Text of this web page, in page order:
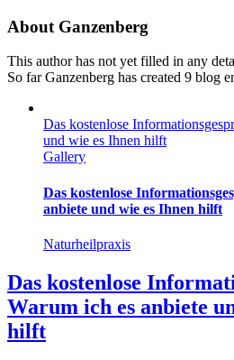
About Ganzenberg
This author has not yet filled in any
So far Ganzenberg has created 9 blog
Das kostenlose
und wie es Ihnen hilft
Gallery
Das kostenlose
anbiete und wie es Ihnen hilft
Naturheilpraxis
Das kostenlose
Warum ich es anbiete
hilft